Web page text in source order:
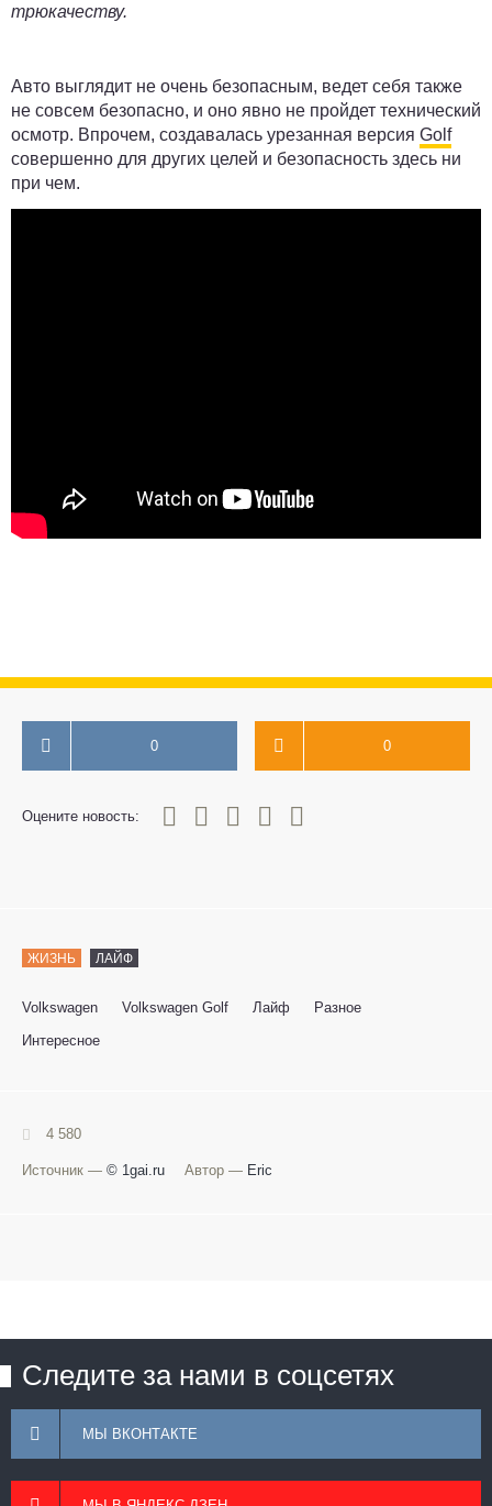
трюкачеству.
Авто выглядит не очень безопасным, ведет себя также
не совсем безопасно, и оно явно не пройдет технический
осмотр. Впрочем, создавалась урезанная версия Golf
совершенно для других целей и безопасность здесь ни
при чем.
0 0
Оцените новость:
0
1 3 4 5
ЖИЗНЬ ЛАЙФ
Volkswagen Volkswagen Golf Лайф
Разное
Интересное
4 580
Источник — © 1gai.ru Автор — Eric
Следите за нами в соцсетях
МЫ ВКОНТАКТЕ